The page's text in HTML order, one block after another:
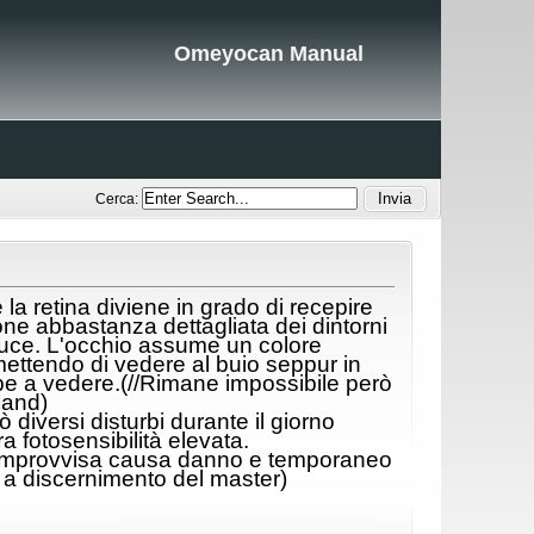
Omeyocan Manual
Cerca:
retina diviene in grado di recepire
abbastanza dettagliata dei dintorni
L'occhio assume un colore
di vedere al buio seppur in
a vedere.(//Rimane impossibile però
diversi disturbi durante il giorno
fotosensibilità elevata.
causa danno e temporaneo
discernimento del master)